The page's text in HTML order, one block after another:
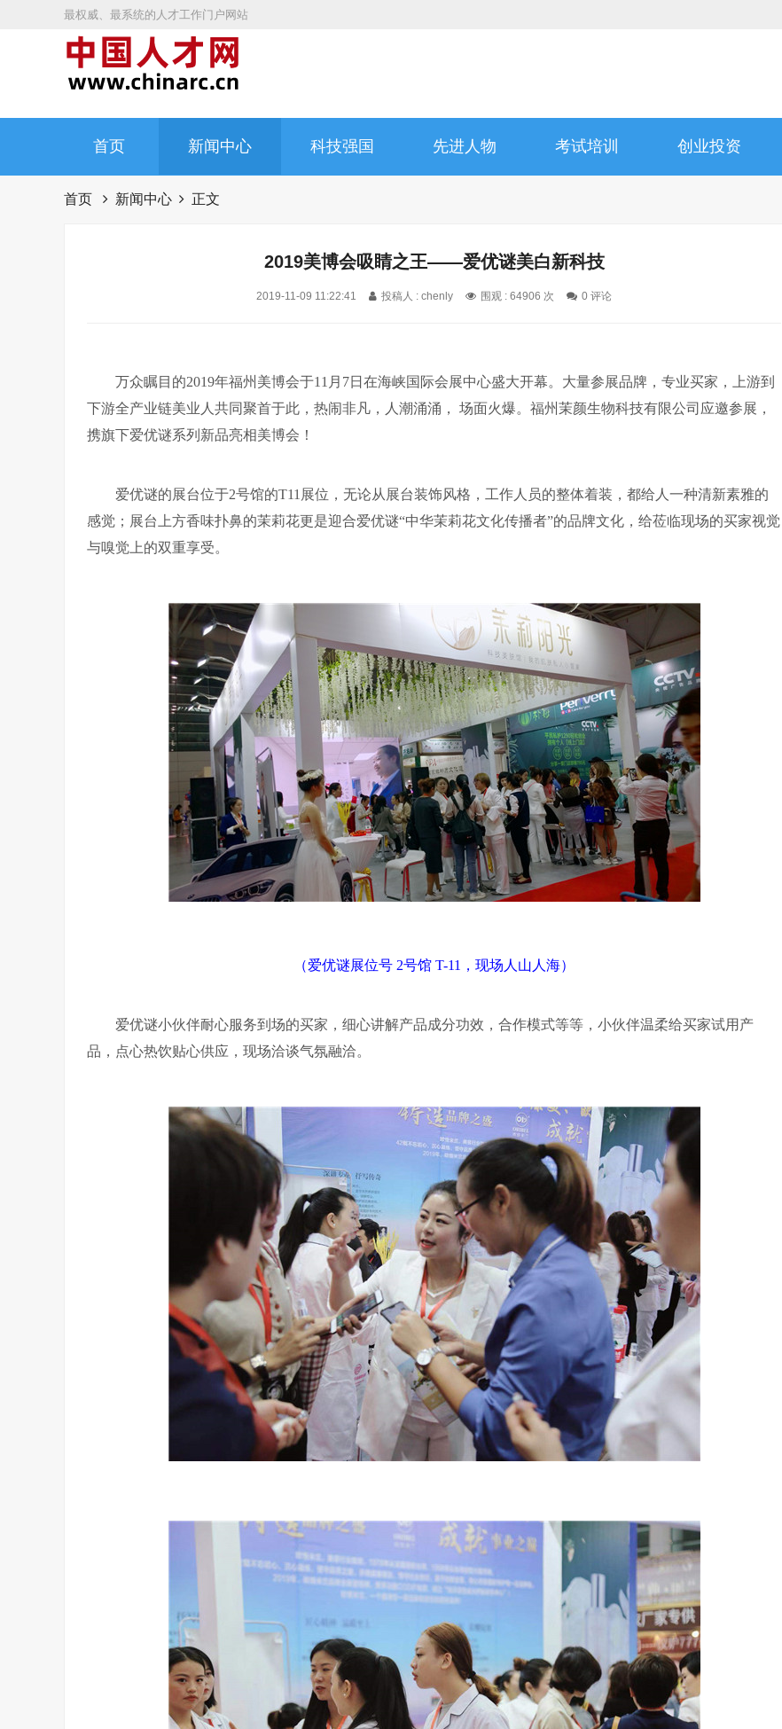
最权威、最系统的人才工作门户网站
首页 新闻中心 科技强国 先进人物 考试培训 创业投资
首页 新闻中心 正文
2019美博会吸睛之王——爱优谜美白新科技
2019-11-09 11:22:41 投稿人 : chenly 围观 : 64906 次 0 评论
万众瞩目的2019年福州美博会于11月7日在海峡国际会展中心盛大开幕。大量参展品牌，专业买家，上游到
下游全产业链美业人共同聚首于此，热闹非凡，人潮涌涌， 场面火爆。福州茉颜生物科技有限公司应邀参展，
携旗下爱优谜系列新品亮相美博会！
爱优谜的展台位于2号馆的T11展位，无论从展台装饰风格，工作人员的整体着装，都给人一种清新素雅的
感觉；展台上方香味扑鼻的茉莉花更是迎合爱优谜“中华茉莉花文化传播者”的品牌文化，给莅临现场的买家视觉
与嗅觉上的双重享受。
（爱优谜展位号 2号馆 T-11，现场人山人海）
爱优谜小伙伴耐心服务到场的买家，细心讲解产品成分功效，合作模式等等，小伙伴温柔给买家试用产
品，点心热饮贴心供应，现场洽谈气氛融洽。